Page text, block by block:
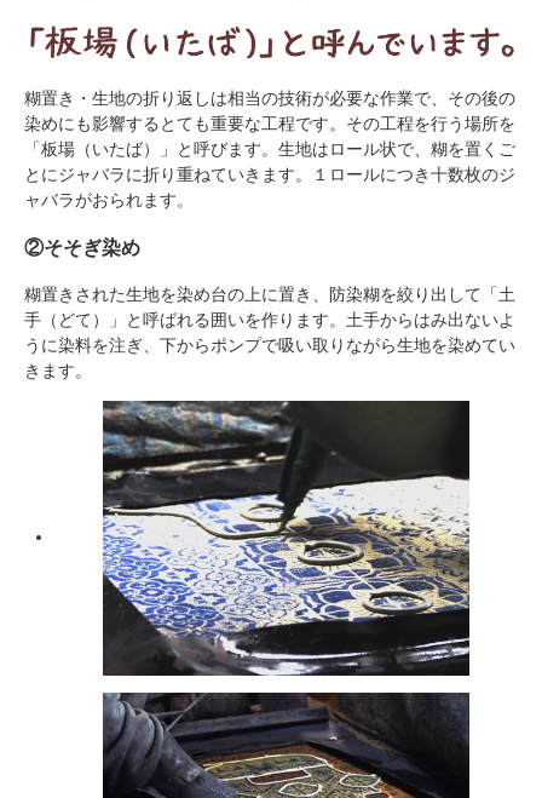
糊置き・生地の折り返しは相当の技術が必要な作業で、その後の
染めにも影響するとても重要な工程です。その工程を行う場所を
「板場（いたば）」と呼びます。生地はロール状で、糊を置くご
とにジャバラに折り重ねていきます。１ロールにつき十数枚のジ
ャバラがおられます。
②そそぎ染め
糊置きされた生地を染め台の上に置き、防染糊を絞り出して「土
手（どて）」と呼ばれる囲いを作ります。土手からはみ出ないよ
うに染料を注ぎ、下からポンプで吸い取りながら生地を染めてい
きます。